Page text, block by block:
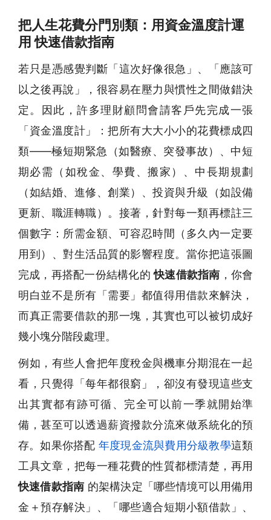
把人生花費分門別類：用資金溫度計運
用 快速借款指南
若只是憑感覺判斷「這次好像很急」、「應該可
以之後再說」，很容易在壓力與慣性之間做錯決
定。因此，許多理財顧問會請客戶先完成一張
「資金溫度計」：把所有大大小小的花費標成四
類——極短期緊急（如醫療、突發事故）、中短
期必需（如稅金、學費、搬家）、中長期規劃
（如結婚、進修、創業）、投資與升級（如設備
更新、職涯轉職）。接著，針對每一類再標註三
個數字：所需金額、可容忍時間（多久內一定要
用到）、對生活品質的影響程度。當你把這張圖
完成，再搭配一份結構化的快速借款指南 ，你會
明白並不是所有「需要」都值得用借款來解決，
而真正需要借款的那一塊，其實也可以被切成好
幾小塊分階段處理。
例如，有些人會把年度稅金與機車分期混在一起
看，只覺得「每年都很窮」，卻沒有發現這些支
出其實都有跡可循、完全可以前一季就開始準
備，甚至可以透過薪資撥款分流來做系統化的預
存。如果你搭配 年度現金流與費用分級教學這類
工具文章，把每一種花費的性質都標清楚，再用
快速借款指南 的架構決定「哪些情境可以用備用
金＋預存解決」、「哪些適合短期小額借款」、